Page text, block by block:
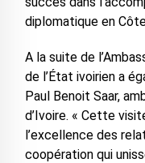
diplomatique en
A la suite de
de l’État ivoirien a
Paul Benoit Saar,
d’Ivoire. « Cette
l’excellence des
coopération qui